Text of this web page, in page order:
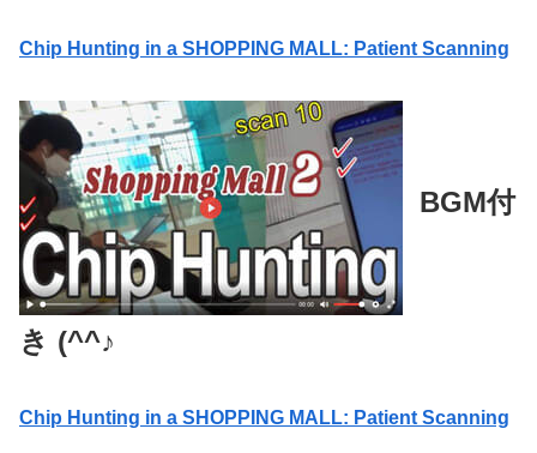
Chip Hunting in a SHOPPING MALL: Patient Scanning
BGM付
き (^^♪
Chip Hunting in a SHOPPING MALL: Patient Scanning